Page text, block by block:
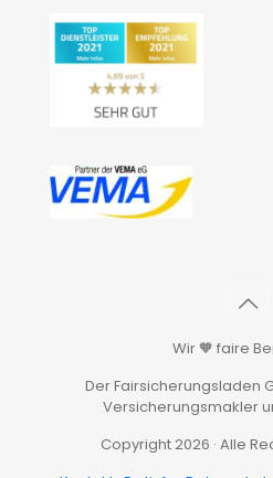
Wir 🧡 faire
Der Fairsicherungsladen
Versicherungsmakler
Copyright 2026 · Alle